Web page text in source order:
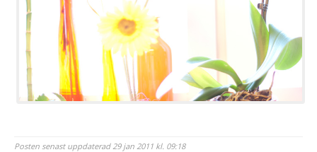
Posten senast uppdaterad 29 jan 2011 kl. 09:18